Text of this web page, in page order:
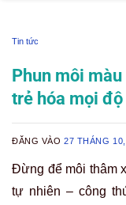
Tin tức
Phun môi
trẻ hóa mọi
ĐĂNG VÀO27 THÁNG
Đừng để môi thâm
tự nhiên – công